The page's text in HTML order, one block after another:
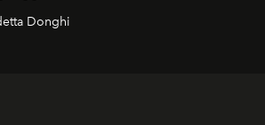
volti della cultura
d'autore, le maison
Donghi